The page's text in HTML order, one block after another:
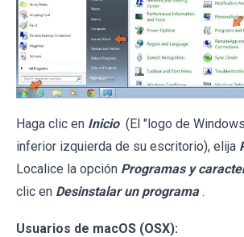
Haga clic en Inicio (El "logo de
inferior izquierda de su escritorio), elija
Localice la opción Programas y
clic en Desinstalar un programa .
Usuarios de macOS (OSX):